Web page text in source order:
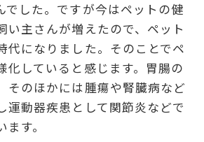
でした。ですが今はペットの健
い主さんが増えたので、ペット
代になりました。そのことでペ
化していると感じます。胃腸の
そのほかには腫瘍や腎臓病など
運動器疾患として関節炎などで
す。